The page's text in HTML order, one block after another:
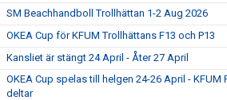
SM Beachhandboll Trollhättan 1-2 Aug 2026
OKEA Cup för KFUM Trollhättans F13 och P13
Kansliet är stängt 24 April - Åter 27 April
OKEA Cup spelas till helgen 24-26 April - KFUM
deltar